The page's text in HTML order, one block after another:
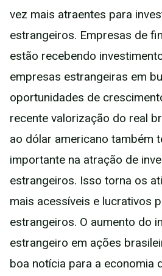
vez mais atraentes para
estrangeiros. Empresas de
estão recebendo
empresas estrangeiras em
oportunidades de
recente valorização do real
ao dólar americano também
importante na atração de
estrangeiros. Isso torna os
mais acessíveis e lucrativos
estrangeiros. O aumento do
estrangeiro em ações
boa notícia para a economia